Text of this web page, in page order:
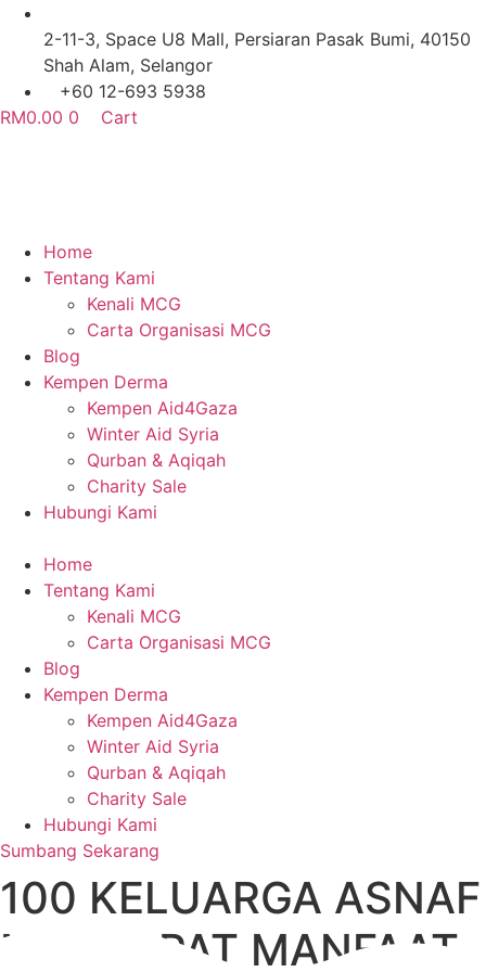
Skip
content
2-11-3, Space U8 Mall, Persiaran Pasak Bumi, 40150
Shah Alam, Selangor
+60 12-693 5938
RM0.00 0 Cart
Home
Tentang Kami
Kenali MCG
Carta Organisasi MCG
Blog
Kempen Derma
Kempen Aid4Gaza
Winter Aid Syria
Qurban & Aqiqah
Charity Sale
Hubungi Kami
Home
Tentang Kami
Kenali MCG
Carta Organisasi MCG
Blog
Kempen Derma
Kempen Aid4Gaza
Winter Aid Syria
Qurban & Aqiqah
Charity Sale
Hubungi Kami
Sumbang Sekarang
100 KELUARGA ASNAF
MENDAPAT MANFAAT